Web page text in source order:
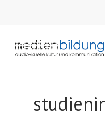
Audiovisuelle Kultur und